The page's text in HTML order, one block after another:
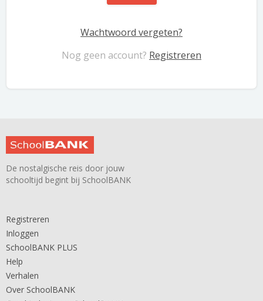
Wachtwoord vergeten?
Nog geen account? Registreren
De nostalgische reis door jouw
schooltijd begint bij SchoolBANK
Registreren
Inloggen
SchoolBANK PLUS
Help
Verhalen
Over SchoolBANK